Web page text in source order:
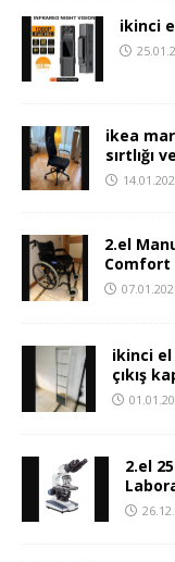
ikinci
ikea
sırtlığı
2.el
Comfort
ikinci el
çıkış
2.el